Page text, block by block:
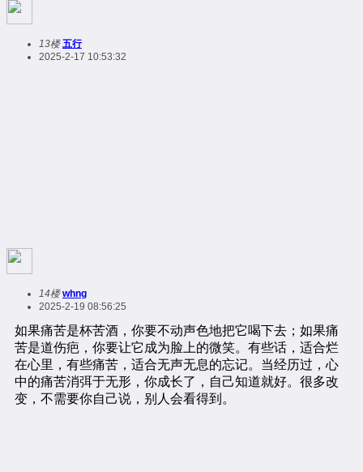
13楼 五行
2025-2-17 10:53:32
14楼 whng
2025-2-19 08:56:25